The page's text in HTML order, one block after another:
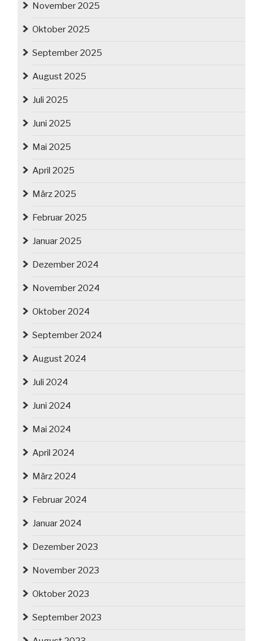
November 2025
Oktober 2025
September 2025
August 2025
Juli 2025
Juni 2025
Mai 2025
April 2025
März 2025
Februar 2025
Januar 2025
Dezember 2024
November 2024
Oktober 2024
September 2024
August 2024
Juli 2024
Juni 2024
Mai 2024
April 2024
März 2024
Februar 2024
Januar 2024
Dezember 2023
November 2023
Oktober 2023
September 2023